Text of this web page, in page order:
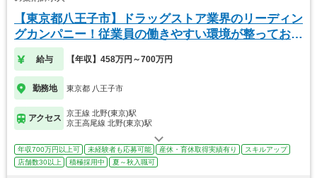
【東京都八王子市】ドラッグストア業界のリーディン
グカンパニー！従業員の働きやすい環境が整っており
ます
給与 【年収】458万円～700万円
勤務地 東京都 八王子市
アクセス
京王線 北野(東京)駅
京王高尾線 北野(東京)駅
年収700万円以上可 未経験者も応募可能 産休・育休取得実績有り
スキルアップ
店舗数30以上
積極採用中 夏～秋入職可